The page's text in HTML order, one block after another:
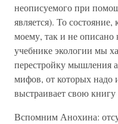
неописуемого при
является). То
моему, так и не
учебнике экологии мы
перестройку мышления
мифов, от которых надо
выстраивает свою
Вспомним Анохина: